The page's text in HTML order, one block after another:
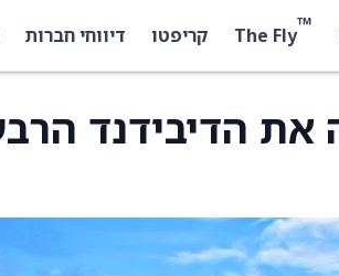
™
The Fly קריפטו דיווחי חברות